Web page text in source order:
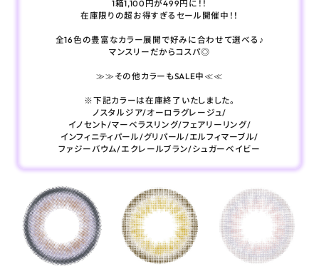
1箱1,100円が499円に！！
在庫限りの超お得すぎるセール開催中！！
全16色の豊富なカラー展開で好みに合わせて選べる♪
マンスリーだからコスパ◎
≫≫その他カラーもSALE中≪≪
※下記カラーは在庫終了いたしました。
ノスタルジア/オーロラグレージュ/
イノセント/マーベラスリング/フェアリーリング/
インフィニティパール/グリパール/エルフィマーブル/
ファジーバウム/エクレールブラン/シュガーベイビー